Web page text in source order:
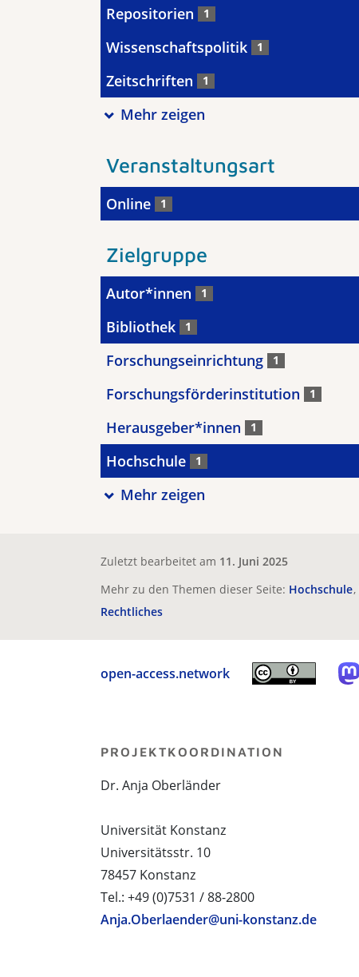
Repositorien 1
Wissenschaftspolitik 1
Zeitschriften 1
Mehr zeigen
Veranstaltungsart
Online 1
Zielgruppe
Autor*innen 1
Bibliothek 1
Forschungseinrichtung 1
Forschungsförderinstitution 1
Herausgeber*innen 1
Hochschule 1
Mehr zeigen
Zuletzt bearbeitet am 11. Juni 2025
Mehr zu den Themen dieser Seite: Hochschule
Rechtliches
open-access.network
PROJEKTKOORDINATION
Dr. Anja Oberländer
Universität Konstanz
Universitätsstr. 10
78457 Konstanz
Tel.: +49 (0)7531 / 88-2800
Anja.Oberlaender@uni-konstanz.de